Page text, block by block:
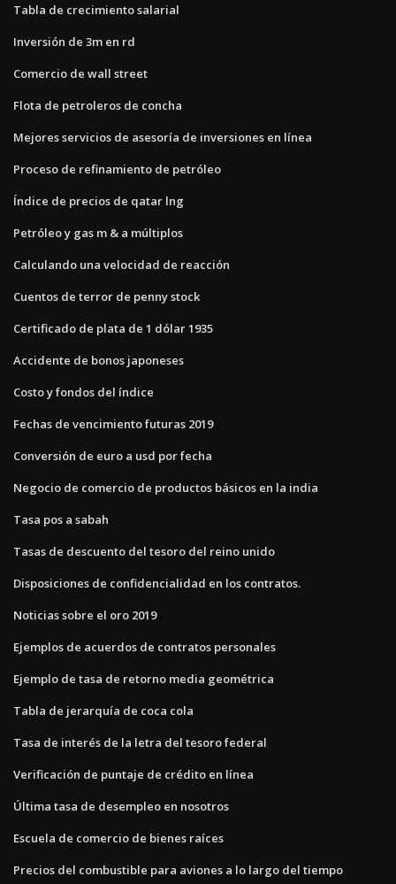
Tabla de crecimiento salarial
Inversión de 3m en rd
Comercio de wall street
Flota de petroleros de concha
Mejores servicios de asesoría de inversiones en línea
Proceso de refinamiento de petróleo
Índice de precios de qatar lng
Petróleo y gas m & a múltiplos
Calculando una velocidad de reacción
Cuentos de terror de penny stock
Certificado de plata de 1 dólar 1935
Accidente de bonos japoneses
Costo y fondos del índice
Fechas de vencimiento futuras 2019
Conversión de euro a usd por fecha
Negocio de comercio de productos básicos en la india
Tasa pos a sabah
Tasas de descuento del tesoro del reino unido
Disposiciones de confidencialidad en los contratos.
Noticias sobre el oro 2019
Ejemplos de acuerdos de contratos personales
Ejemplo de tasa de retorno media geométrica
Tabla de jerarquía de coca cola
Tasa de interés de la letra del tesoro federal
Verificación de puntaje de crédito en línea
Última tasa de desempleo en nosotros
Escuela de comercio de bienes raíces
Precios del combustible para aviones a lo largo del tiempo